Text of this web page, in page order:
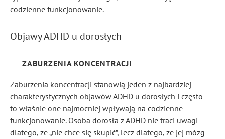
codzienne funkcjonowanie.
Objawy ADHD u dorosłych
ZABURZENIA KONCENTRACJI
Zaburzenia koncentracji stanowią jeden z najbardziej
charakterystycznych objawów ADHD u dorosłych i często
to właśnie one najmocniej wpływają na codzienne
funkcjonowanie. Osoba dorosła z ADHD nie traci uwagi
dlatego, że „nie chce się skupić”, lecz dlatego, że jej mózg